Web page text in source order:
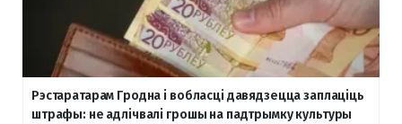
Рэстаратарам Гродна і вобласці давядзецца заплаціць
штрафы: не адлічвалі грошы на падтрымку культуры